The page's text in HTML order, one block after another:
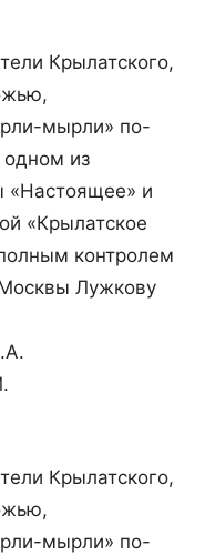
Крылатского,
мырли» по-
одном из
«Настоящее» и
«Крылатское
контролем
Лужкову
Крылатского,
мырли» по-